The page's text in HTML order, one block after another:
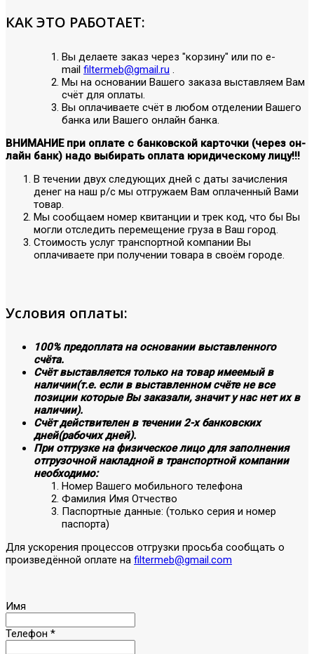
КАК ЭТО РАБОТАЕТ:
Вы делаете заказ через "корзину" или по е-
mail filtermeb@gmail.ru .
Мы на основании Вашего заказа выставляем Вам
счёт для оплаты.
Вы оплачиваете счёт в любом отделении Вашего
банка или Вашего онлайн банка.
ВНИМАНИЕ при оплате с банковской карточки (через он-
лайн банк) надо выбирать оплата юридическому лицу!!!
В течении двух следующих дней с даты зачисления
денег на наш р/с мы отгружаем Вам оплаченный Вами
товар.
Мы сообщаем номер квитанции и трек код, что бы Вы
могли отследить перемещение груза в Ваш город.
Стоимость услуг транспортной компании Вы
оплачиваете при получении товара в своём городе.
Условия оплаты:
100% предоплата на основании выставленного
счёта.
Счёт выставляется только на товар имеемый в
наличии(т.е. если в выставленном счёте не все
позиции которые Вы заказали, значит у нас нет их в
наличии).
Счёт действителен в течении 2-х банковских
дней(рабочих дней).
При отгрузке на физическое лицо для заполнения
отгрузочной накладной в транспортной компании
необходимо:
Номер Вашего мобильного телефона
Фамилия Имя Отчество
Паспортные данные: (только серия и номер
паспорта)
Для ускорения процессов отгрузки просьба сообщать о
произведённой оплате на filtermeb@gmail.com
Имя
Телефон *